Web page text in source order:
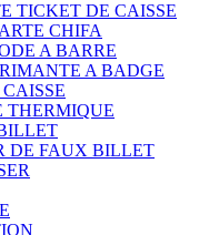
TICKET DE CAISSE
CHIFA
A BARRE
A BADGE
THERMIQUE
DE FAUX BILLET